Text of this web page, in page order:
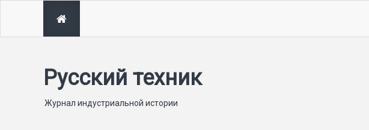
Русский техник
Журнал индустриальной истории